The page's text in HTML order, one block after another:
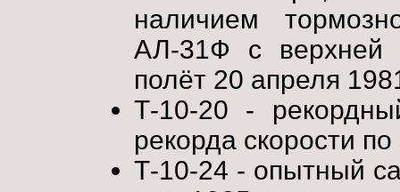
наличием
АЛ-31Ф с верхней
полёт 20 апреля
Т-10-20 -
рекорда скорости
Т-10-24 - опытный